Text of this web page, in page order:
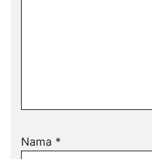
Nama *